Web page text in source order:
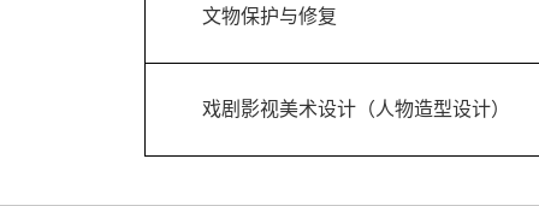
文物保护与修复
戏剧影视美术设计（人物造型设计）